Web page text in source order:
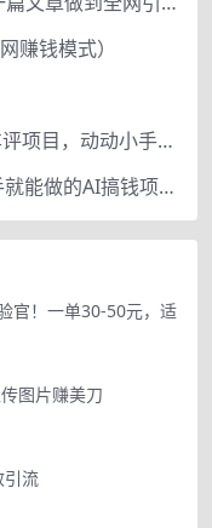
赚钱模式）
《188个赚钱项目-183》有驾车评项目，动动小手，复制粘贴赚44元！
上架2小时收入630+，只要有手就能做的AI搞钱项目，奶奶看完都能学会!
官！一单30-50元，适
图片赚美刀
引流